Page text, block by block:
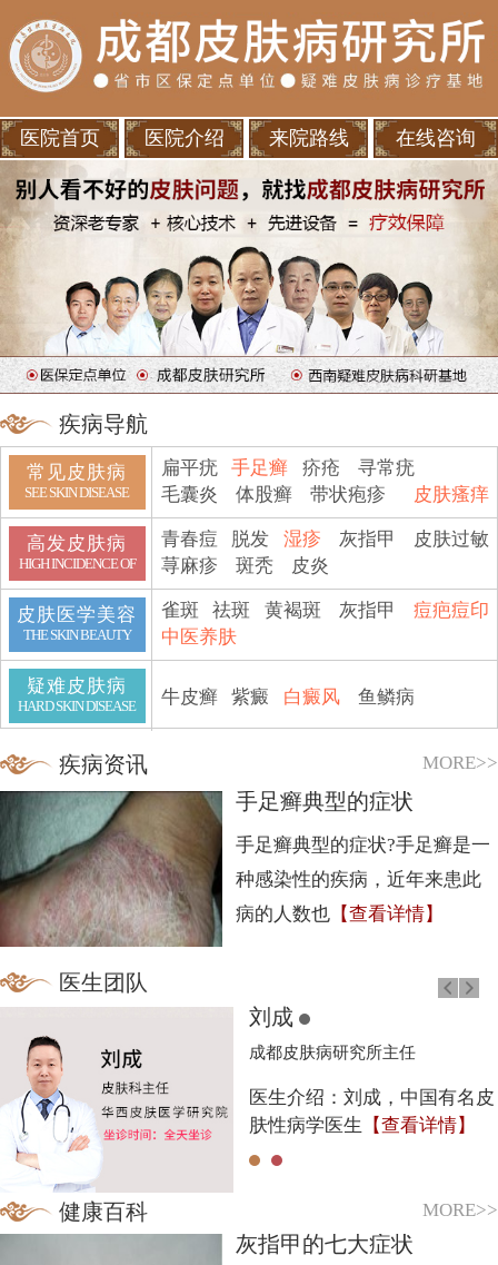
医院首页 医院介绍 来院路线 在线咨询
疾病导航
常见皮肤病
SEE SKIN DISEASE
扁平疣 手足癣 疥疮
寻常疣
皮肤瘙痒
毛囊炎 体股癣 带状疱疹
高发皮肤病
HIGH INCIDENCE OF
青春痘 脱发 湿疹 灰指甲
皮肤过敏
荨麻疹
斑秃 皮炎
皮肤医学美容
THE SKIN BEAUTY
雀斑 祛斑 黄褐斑 灰指甲
痘疤痘印
中医养肤
疑难皮肤病
HARD SKIN DISEASE 牛皮癣 紫癜 白癜风 鱼鳞病
疾病资讯 MORE>>
手足癣典型的症状
手足癣典型的症状?手足癣是一
种感染性的疾病，近年来患此
病的人数也 【查看详情】
刘成
成都皮肤病研究所主任
医生介绍：刘成，中国有名皮
肤性病学医生
【查看详情】
医生团队
健康百科 MORE>>
灰指甲的七大症状